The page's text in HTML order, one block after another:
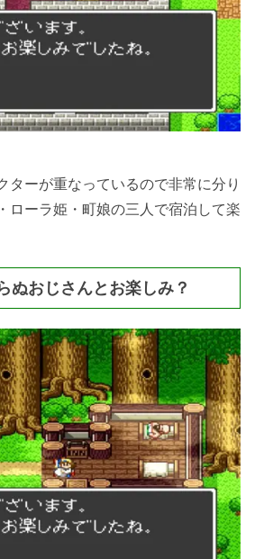
ターが重なっているので非常に分り
ローラ姫・町娘の三人で宿泊して楽
ぬおじさんとお楽しみ？